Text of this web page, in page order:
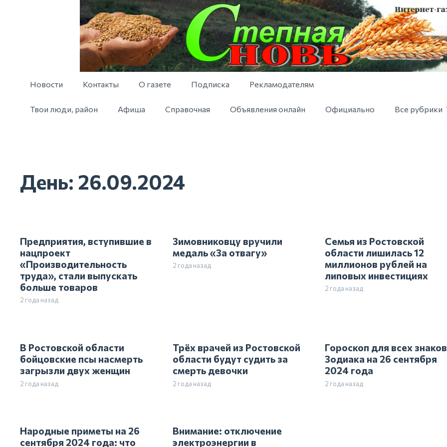
Новости Контакты О газете Подписка Рекламодателям
Твои люди, район Афиша Справочная Объявления онлайн Официально Все рубрики
День: 26.09.2024
Предприятия, вступившие в
нацпроект
«Производительность
труда», стали выпускать
больше товаров
2 года назад
Зимовниковцу вручили
медаль «За отвагу»
2 года назад
Семья из Ростовской
области лишилась 12
миллионов рублей на
липовых инвестициях
2 года назад
В Ростовской области
бойцовские псы насмерть
загрызли двух женщин
2 года назад
Трёх врачей из Ростовской
области будут судить за
смерть девочки
2 года назад
Гороскоп для всех знаков
Зодиака на 26 сентября
2024 года
2 года назад
Народные приметы на 26
сентября 2024 года: что
Внимание: отключение
электроэнергии в